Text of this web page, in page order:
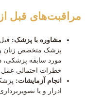
مراقبت‌های قبل
مشاوره با پزشک:
پزشک متخصص زنان
مورد سابقه پزشکی،
خطرات احتمالی
انجام آزمایشات:
ادرار و یا